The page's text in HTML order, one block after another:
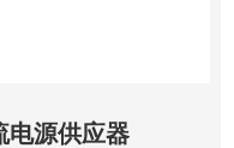
电源供应器